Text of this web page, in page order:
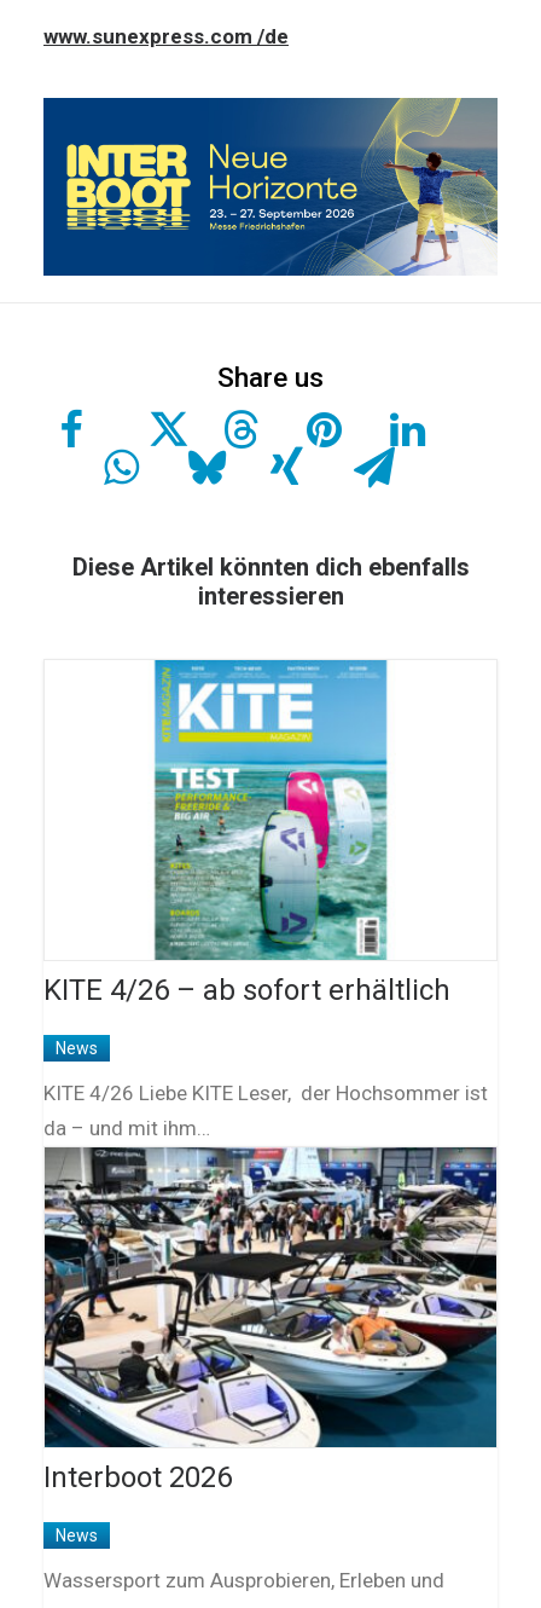
www.sunexpress.com /de
Diese Artikel könnten dich ebenfalls
interessieren
KITE 4/26 – ab sofort erhältlich
News
KITE 4/26 Liebe KITE Leser, der Hochsommer ist
da – und mit ihm…
Interboot 2026
News
Wassersport zum Ausprobieren, Erleben und